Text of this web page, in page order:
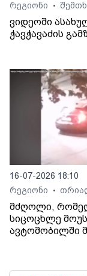
რეგიონი
•
ვიდეოში
ჭავჭავაძის
16-07-2026 18:10
რეგიონი
•
მძღოლი,
სიცოცხლე
ავტომობილში